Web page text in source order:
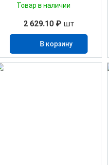
Товар в наличии
2 629.10 ₽шт
В корзину